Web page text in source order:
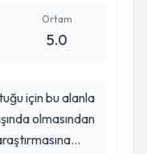
Ortam
5.0
için bu alanla
olmasından